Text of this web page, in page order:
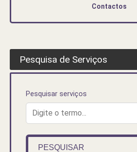
Contactos
Pesquisa de Serviços
Pesquisar serviços
PESQUISAR